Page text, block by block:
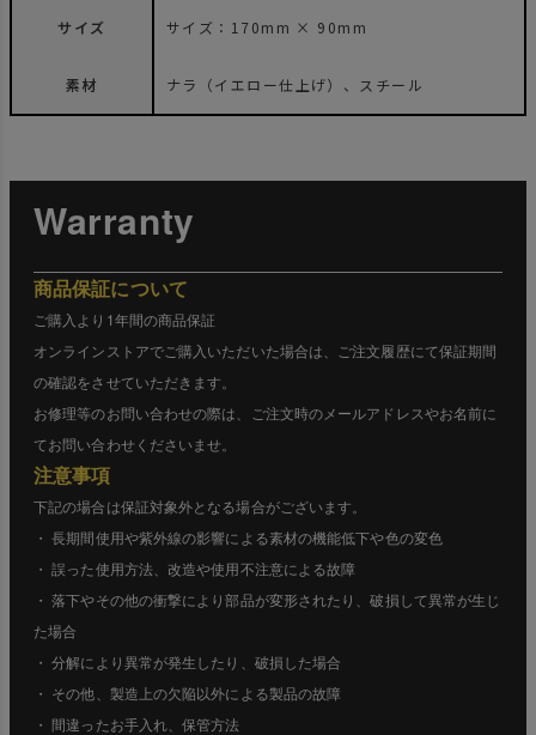
サイズ サイズ：170mm × 90mm
素材 ナラ（イエロー仕上げ）、スチール
Warranty
商品保証について
ご購入より1年間の商品保証
オンラインストアでご購入いただいた場合は、ご注文履歴にて保証期間
の確認をさせていただきます。
お修理等のお問い合わせの際は、ご注文時のメールアドレスやお名前に
てお問い合わせくださいませ。
注意事項
下記の場合は保証対象外となる場合がございます。
・ 長期間使用や紫外線の影響による素材の機能低下や色の変色
・ 誤った使用方法、改造や使用不注意による故障
・ 落下やその他の衝撃により部品が変形されたり、破損して異常が生じ
た場合
・ 分解により異常が発生したり、破損した場合
・ その他、製造上の欠陥以外による製品の故障
・ 間違ったお手入れ、保管方法